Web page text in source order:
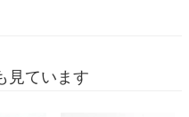
見ています